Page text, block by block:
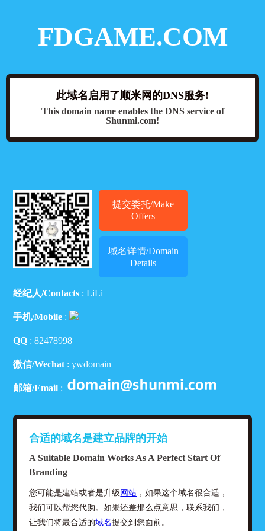
FDGAME.COM
此域名启用了顺米网的DNS服务!
This domain name enables the DNS service of
Shunmi.com!
提交委托/Make
Offers
域名详情/Domain
Details
经纪人/Contacts : LiLi
手机/Mobile :
QQ :82478998
微信/Wechat : ywdomain
邮箱/Email :
合适的域名是建立品牌的开始
A Suitable Domain Works As A Perfect Start Of
Branding
您可能是建站或者是升级 网站 ，如果这个域名很合适，
我们可以帮您代购。如果还差那么点意思，联系我们，
让我们将最合适的域名提交到您面前。